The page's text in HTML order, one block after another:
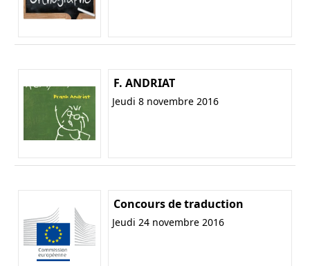
F. ANDRIAT
Jeudi 8 novembre 2016
Concours de traduction
Jeudi 24 novembre 2016